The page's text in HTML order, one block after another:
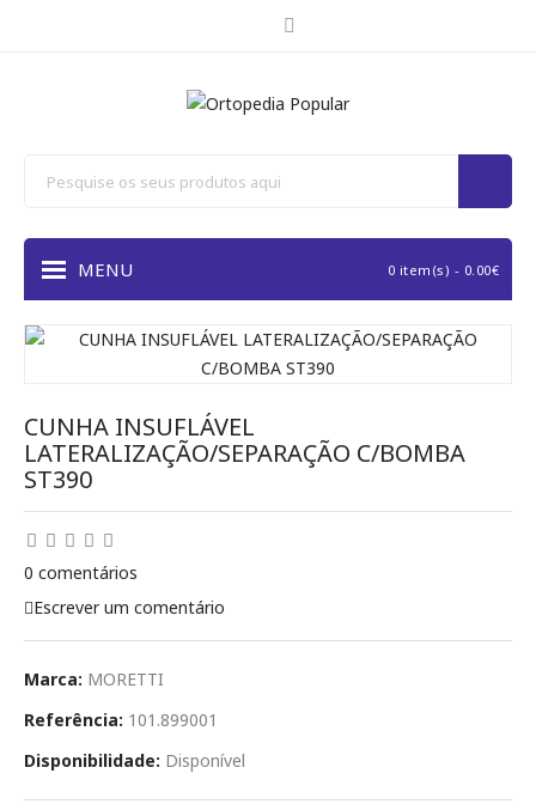
0 item(s) - 0.00€
MENU
CUNHA INSUFLÁVEL
LATERALIZAÇÃO/SEPARAÇÃO C/BOMBA
ST390
0 comentários
Escrever um comentário
Marca: MORETTI
Referência: 101.899001
Disponibilidade: Disponível